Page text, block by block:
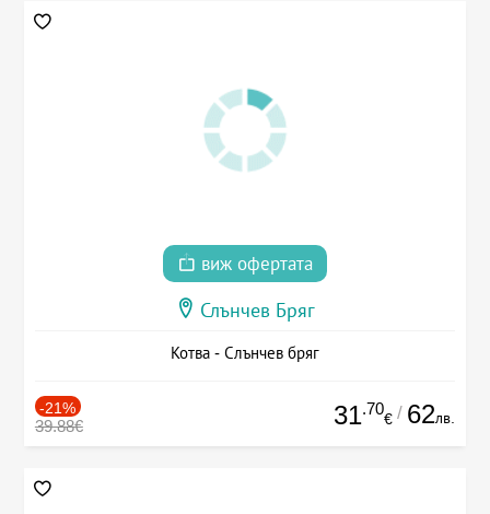
виж офертата
Слънчев Бряг
Котва - Слънчев бряг
-21%
39.88€ 31.70
€ / 62лв.